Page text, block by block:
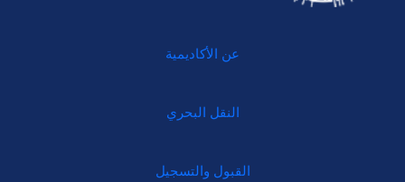
عن الأكاديمية
النقل البحري
القبول والتسجيل